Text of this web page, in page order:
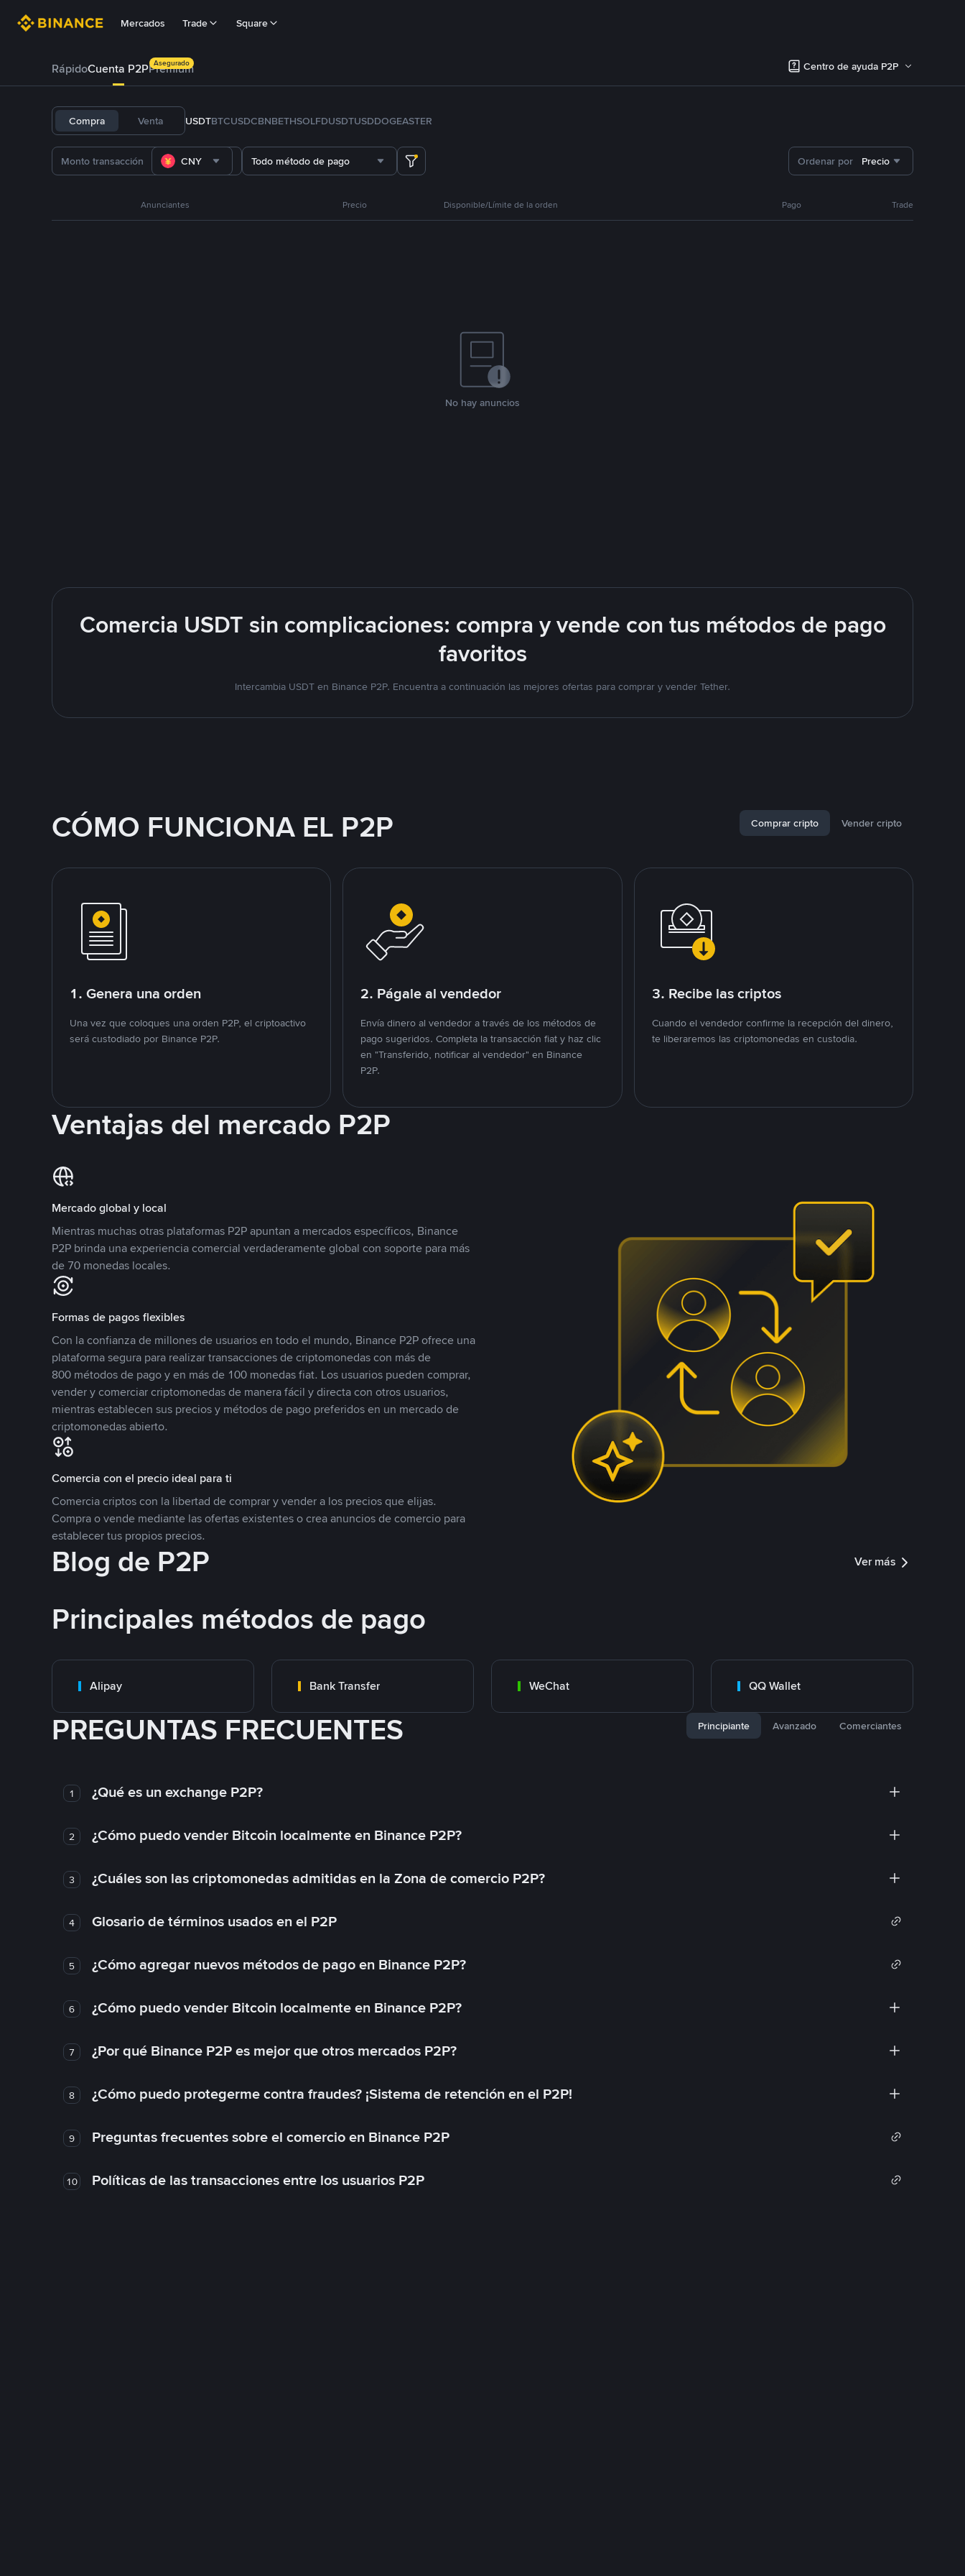
Mercados Trade Square
RápidoCuenta P2PPrémium
Asegurado Centro de ayuda P2P
Compra Venta USDTBTCUSDCBNBETHSOLFDUSDTUSDDOGEASTER
CNY Todo método de pago Ordenar por Precio
Anunciantes Precio Disponible/Límite de la orden Pago Trade
No hay anuncios
Comercia USDT sin complicaciones: compra y vende con tus métodos de pago
favoritos
Intercambia USDT en Binance P2P. Encuentra a continuación las mejores ofertas para comprar y vender Tether.
CÓMO FUNCIONA EL P2P Comprar cripto Vender cripto
1. Genera una orden
Una vez que coloques una orden P2P, el criptoactivo
será custodiado por Binance P2P.
2. Págale al vendedor
Envía dinero al vendedor a través de los métodos de
pago sugeridos. Completa la transacción fiat y haz clic
en "Transferido, notificar al vendedor" en Binance
P2P.
3. Recibe las criptos
Cuando el vendedor confirme la recepción del dinero,
te liberaremos las criptomonedas en custodia.
Ventajas del mercado P2P
Mercado global y local
Mientras muchas otras plataformas P2P apuntan a mercados específicos, Binance
P2P brinda una experiencia comercial verdaderamente global con soporte para más
de 70 monedas locales.
Formas de pagos flexibles
Con la confianza de millones de usuarios en todo el mundo, Binance P2P ofrece una
plataforma segura para realizar transacciones de criptomonedas con más de
800 métodos de pago y en más de 100 monedas fiat. Los usuarios pueden comprar,
vender y comerciar criptomonedas de manera fácil y directa con otros usuarios,
mientras establecen sus precios y métodos de pago preferidos en un mercado de
criptomonedas abierto.
Comercia con el precio ideal para ti
Comercia criptos con la libertad de comprar y vender a los precios que elijas.
Compra o vende mediante las ofertas existentes o crea anuncios de comercio para
establecer tus propios precios.
Blog de P2P Ver más
Principales métodos de pago
Alipay Bank Transfer WeChat QQ Wallet
PREGUNTAS FRECUENTES Principiante Avanzado Comerciantes
1 ¿Qué es un exchange P2P?
2 ¿Cómo puedo vender Bitcoin localmente en Binance P2P?
3 ¿Cuáles son las criptomonedas admitidas en la Zona de comercio P2P?
4 Glosario de términos usados en el P2P
5 ¿Cómo agregar nuevos métodos de pago en Binance P2P?
6 ¿Cómo puedo vender Bitcoin localmente en Binance P2P?
7 ¿Por qué Binance P2P es mejor que otros mercados P2P?
8 ¿Cómo puedo protegerme contra fraudes? ¡Sistema de retención en el P2P!
9 Preguntas frecuentes sobre el comercio en Binance P2P
10 Políticas de las transacciones entre los usuarios P2P